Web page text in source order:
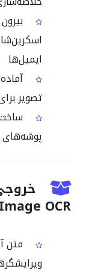
ایمیل‌ها
تصویر
OCR
متن